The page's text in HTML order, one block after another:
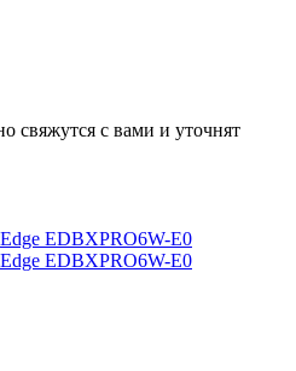
свяжутся с вами и уточнят